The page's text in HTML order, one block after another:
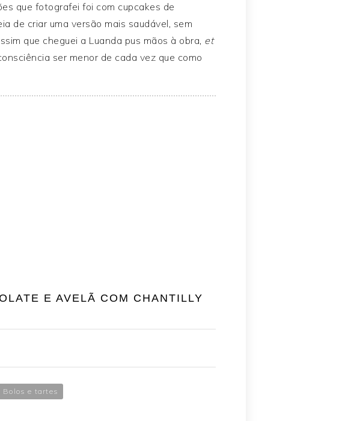
que fotografei foi com cupcakes de
de criar uma versão mais saudável, sem
que cheguei a Luanda pus mãos à obra, et
ser menor de cada vez que como
E AVELÃ COM CHANTILLY
Bolos e tartes